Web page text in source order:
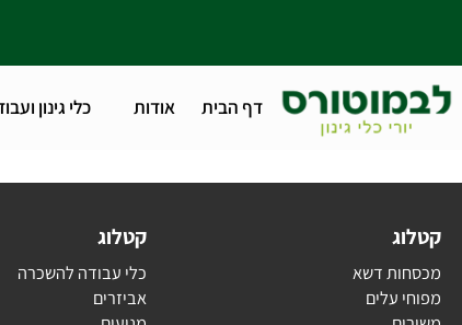
דף הבית אודות כלי גינון ועבודה
דשא
עלים
קטלוג
כלי עבודה להשכרה
אביזרים